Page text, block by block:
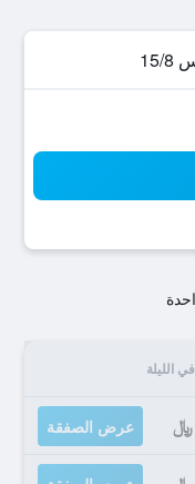
8
الليلة
عرض الصفقة